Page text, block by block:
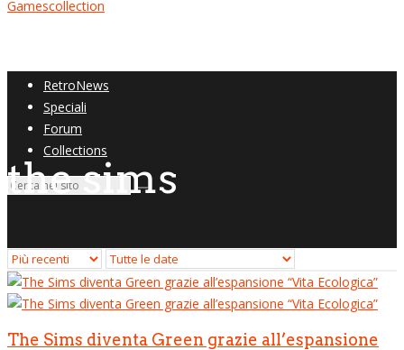
RetroNews
Speciali
Forum
Collections
the sims
The Sims diventa Green grazie all’espansione